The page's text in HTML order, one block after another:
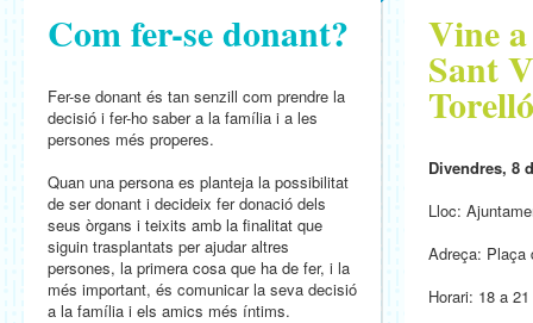
Com fer-se donant?
Fer-se donant és tan senzill com prendre la
decisió i fer-ho saber a la família i a les
persones més properes.
Quan una persona es planteja la possibilitat
de ser donant i decideix fer donació dels
seus òrgans i teixits amb la finalitat que
siguin trasplantats per ajudar altres
persones, la primera cosa que ha de fer, i la
més important, és comunicar la seva decisió
a la família i els amics més íntims.
Vine
Sant
Torelló
Divendres, 8
Lloc:
Adreça: Plaça
Horari: 18 a 21